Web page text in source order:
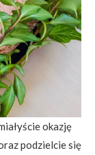
okazję
podzielcie się